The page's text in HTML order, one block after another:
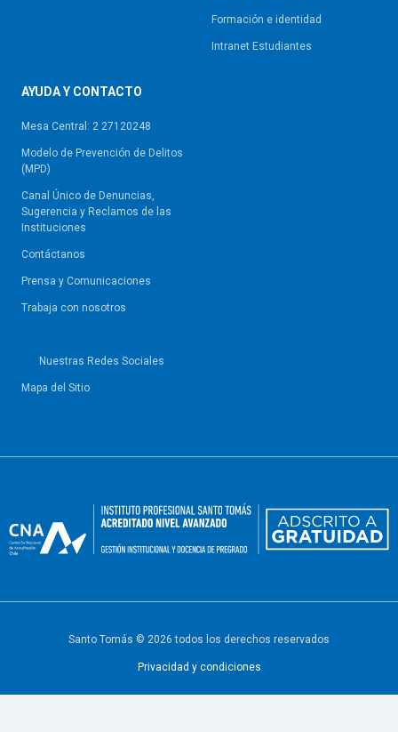
Formación e identidad
Intranet Estudiantes
AYUDA Y CONTACTO
Mesa Central: 2 27120248
Modelo de Prevención de Delitos
(MPD)
Canal Único de Denuncias,
Sugerencia y Reclamos de las
Instituciones
Contáctanos
Prensa y Comunicaciones
Trabaja con nosotros
Nuestras Redes Sociales
Mapa del Sitio
Santo Tomás © 2026 todos los derechos reservados
Privacidad y condiciones